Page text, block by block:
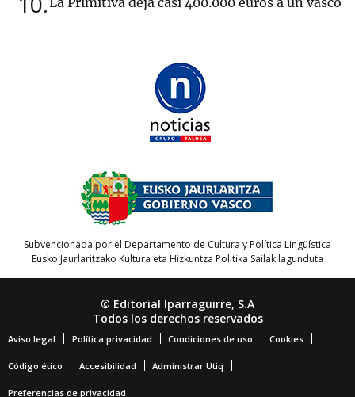
Subvencionada por el Departamento de Cultura y Política Lingüística
Eusko Jaurlaritzako Kultura eta Hizkuntza Politika Sailak lagunduta
© Editorial Iparraguirre, S.A
Todos los derechos reservados
Aviso legal Política privacidad Condiciones de uso Cookies
Código ético Accesibilidad Administrar Utiq
Preferencias de privacidad